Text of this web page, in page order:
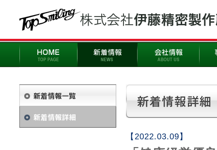
【2022.03.09】